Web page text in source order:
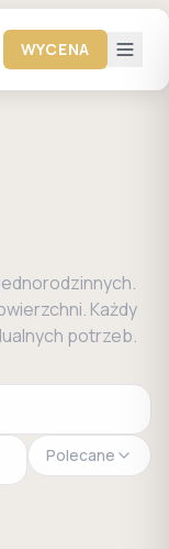
WYCENA
Każdy
potrzeb.
Polecane